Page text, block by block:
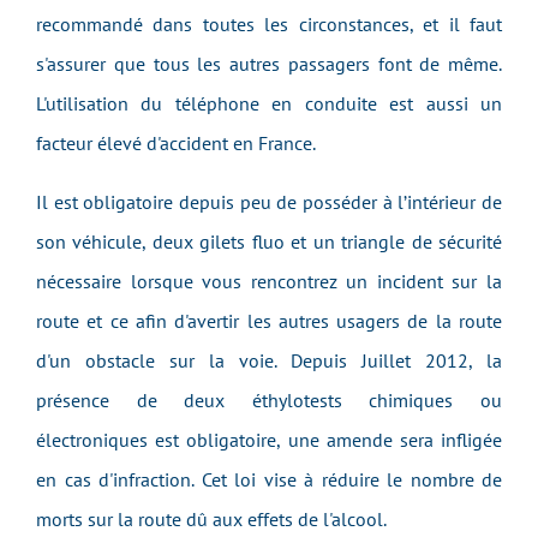
recommandé dans toutes les circonstances, et il faut
s'assurer que tous les autres passagers font de même.
L'utilisation du téléphone en conduite est aussi un
facteur élevé d'accident en France.
Il est obligatoire depuis peu de posséder à l’intérieur de
son véhicule, deux gilets fluo et un triangle de sécurité
nécessaire lorsque vous rencontrez un incident sur la
route et ce afin d'avertir les autres usagers de la route
d'un obstacle sur la voie. Depuis Juillet 2012, la
présence de deux éthylotests chimiques ou
électroniques est obligatoire, une amende sera infligée
en cas d'infraction. Cet loi vise à réduire le nombre de
morts sur la route dû aux effets de l'alcool.